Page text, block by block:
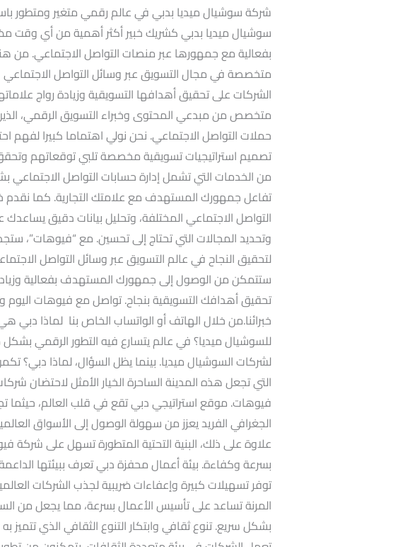
شركة سوشيال ميديا بدبي في عالم رقمي متغير ومتطور
سوشيال ميديا بدبي كشريك خبير أكثر أهمية من أي وقت
بفعالية مع جمهورها عبر منصات التواصل الاجتماعي. من
متخصصة في مجال التسويق عبر وسائل التواصل
الشركات على تحقيق أهدافها التسويقية وزيادة رواج
متخصص من مبدعي المحتوى وخبراء التسويق الرقمي،
حملات التواصل الاجتماعي. نحن نولي اهتماما كبيرا لفهم
تصميم استراتيجيات تسويقية مخصصة تلبي توقعاتهم
من الخدمات التي تشمل إدارة حسابات التواصل
تفاعل جمهورك المستهدف مع علامتك التجارية. كما
التواصل الاجتماعي المختلفة، وتحليل بيانات دقيق
وتحديد المجالات التي تحتاج إلى تحسين. مع “فيوهات”،
لتحقيق النجاح في عالم التسويق عبر وسائل التواصل
ستتمكن من الوصول إلى جمهورك المستهدف بفعالية وزيادة
تحقيق أهدافك التسويقية بنجاح. تواصل مع فيوهات
خبرائنا.من خلال الهاتف أو الواتساب الخاص بنا لماذا دبي
للسوشيال ميديا؟ في عالم يتسارع فيه التطور الرقمي
لشركات السوشيال ميديا. بينما يظل السؤال، لماذا دبي؟
التي تجعل هذه المدينة الساحرة الخيار الأمثل لاحتضان
فيوهات. موقع استراتيجي دبي تقع في قلب العالم، حيثما
الجغرافي الفريد يعزز من سهولة الوصول إلى الأسواق
علاوة على ذلك، البنية التحتية المتطورة تسهل على شركة
بسرعة وكفاءة. بيئة أعمال محفزة دبي تعرف ببيئتها
توفر تسهيلات كبيرة وإعفاءات ضريبية لجذب الشركات
المرنة تساعد على تأسيس الأعمال بسرعة، مما يجعل من
بشكل سريع. تنوع ثقافي وابتكار التنوع الثقافي الذي تتميز